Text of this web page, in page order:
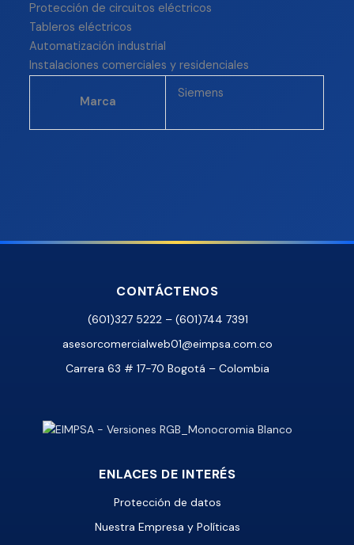
Protección de circuitos eléctricos
Tableros eléctricos
Automatización industrial
Instalaciones comerciales y residenciales
Marca
Siemens
CONTÁCTENOS
(601)327 5222 – (601)744 7391
asesorcomercialweb01@eimpsa.com.co
Carrera 63 # 17-70 Bogotá – Colombia
ENLACES DE INTERÉS
Protección de datos
Nuestra Empresa y Políticas